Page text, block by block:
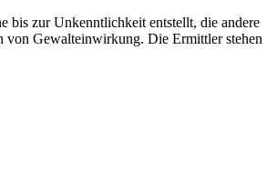
bis zur Unkenntlichkeit entstellt, die andere
von Gewalteinwirkung. Die Ermittler stehen